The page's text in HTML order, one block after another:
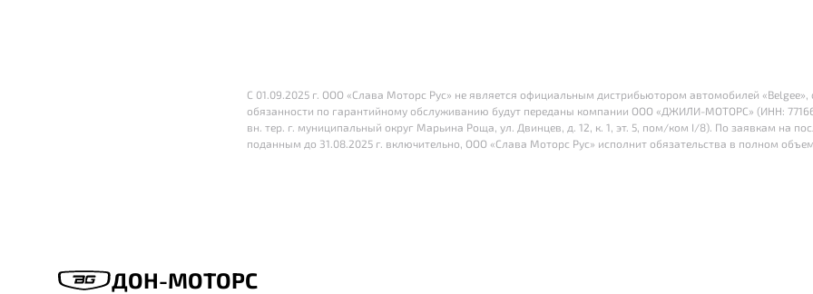
С 01.09.2025 г. ООО «Слава Моторс Рус» не является официальным дистрибьютором автомобилей «Belgee»,
обязанности по гарантийному обслуживанию будут переданы компании ООО «ДЖИЛИ-МОТОРС» (ИНН:
вн. тер. г. муниципальный округ Марьина Роща, ул. Двинцев, д. 12, к. 1, эт. 5, пом/ком I/8). По заявкам на
поданным до 31.08.2025 г. включительно, ООО «Слава Моторс Рус» исполнит обязательства в полном
ДОН-МОТОРС